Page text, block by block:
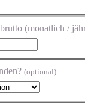
(monatlich /
(optional)